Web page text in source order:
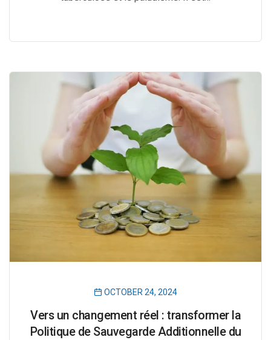
OCTOBER 24, 2024
Vers un changement réel : transformer la
Politique de Sauvegarde Additionnelle du